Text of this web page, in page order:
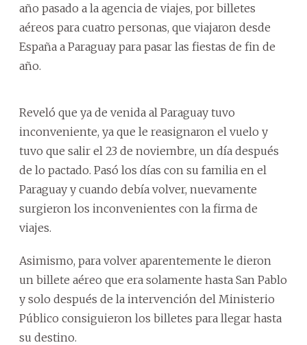
año pasado a la agencia de viajes, por billetes
aéreos para cuatro personas, que viajaron desde
España a Paraguay para pasar las fiestas de fin de
año.
Reveló que ya de venida al Paraguay tuvo
inconveniente, ya que le reasignaron el vuelo y
tuvo que salir el 23 de noviembre, un día después
de lo pactado. Pasó los días con su familia en el
Paraguay y cuando debía volver, nuevamente
surgieron los inconvenientes con la firma de
viajes.
Asimismo, para volver aparentemente le dieron
un billete aéreo que era solamente hasta San Pablo
y solo después de la intervención del Ministerio
Público consiguieron los billetes para llegar hasta
su destino.